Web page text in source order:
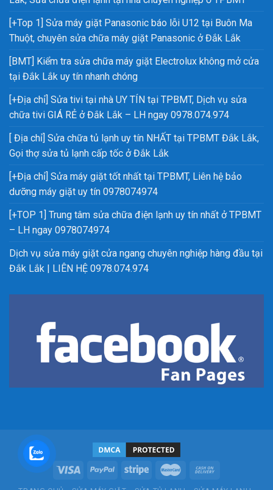
[+Top 1] Sửa máy giặt Panasonic báo lỗi U12 tại Buôn Ma
Thuột, chuyên sửa chữa máy giặt Panasonic ở Đắk Lắk
[BMT] Kiểm tra sửa chữa máy giặt Electrolux không mở cửa
tại Đắk Lắk uy tín nhanh chóng
[+Địa chỉ] Sửa tivi tại nhà UY TÍN tại TPBMT, Dịch vụ sửa
chữa tivi GIÁ RẺ ở Đắk Lắk – LH ngay 0978.074.974
[ Địa chỉ] Sửa chữa tủ lạnh uy tín NHẤT tại TPBMT Đắk Lắk,
Gọi thợ sửa tủ lạnh cấp tốc ở Đắk Lắk
[+Địa chỉ] Sửa máy giặt tốt nhất tại TPBMT, Liên hệ bảo
dưỡng máy giặt uy tín 0978074974
[+TOP 1] Trung tâm sửa chữa điện lạnh uy tín nhất ở TPBMT
– LH ngay 0978074974
Dịch vụ sửa máy giặt cửa ngang chuyên nghiệp hàng đầu tại
Đắk Lắk | LIÊN HỆ 0978.074.974